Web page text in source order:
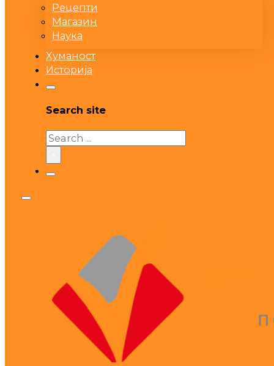
Рецепти
Магазин
Наука
Хуманост
Историја
Search site
Search